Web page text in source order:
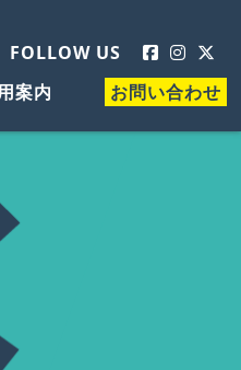
FOLLOW US
案内 お問い合わせ